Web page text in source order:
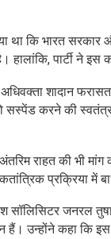
था कि भारत सरकार
पार्टी ने इस
शादान
करने की स्वतंत्र
राहत की भी मांग
प्रक्रिया में
जनरल
हैं। उन्होंने कहा कि